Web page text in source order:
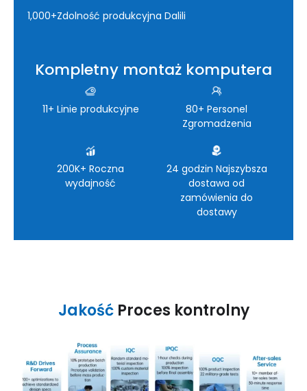
1,000+Zdolność produkcyjna Dalili
Kompletny montaż komputera
11+ Linie produkcyjne
80+ Personel
Zgromadzenia
200K+ Roczna
wydajność
24 godzin Najszybsza
dostawa od
zamówienia do
dostawy
Jakość Proces kontrolny